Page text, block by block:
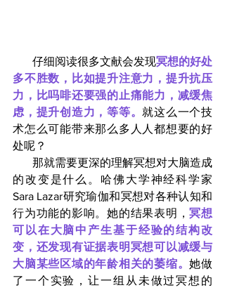
       仔细阅读很多文献会发现
冥想的好处
多不胜数，比如提升注意力，提升抗压
力，比吗啡还要强的止痛能力，减缓焦
虑，提升创造力，等等。 就这么一个技
术怎么可能带来那么多人人都想要的好
处呢？
的改变是什么。哈佛大学神经科学家
Sara Lazar研究瑜伽和冥想对各种认知和
行为功能的影响。她的结果表明，冥想
可以在大脑中产生基于经验的结构改
变，还发现有证据表明冥想可以减缓与
大脑某些区域的年龄相关的萎缩。她做
了一个实验，让一组从未做过冥想的